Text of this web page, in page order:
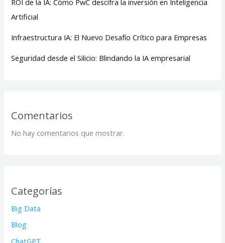
ROI de la IA: Cómo PwC descifra la inversión en Inteligencia
Artificial
Infraestructura IA: El Nuevo Desafío Crítico para Empresas
Seguridad desde el Silicio: Blindando la IA empresarial
Comentarios
No hay comentarios que mostrar.
Categorías
Big Data
Blog
ChatGPT